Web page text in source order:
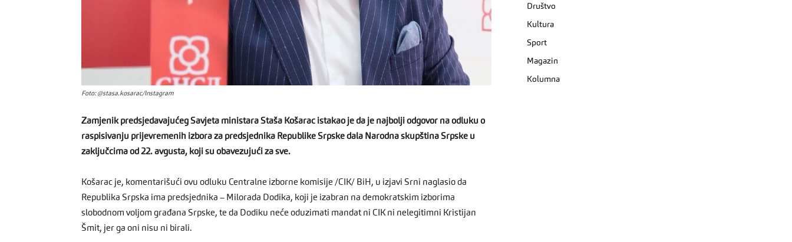
Foto: @stasa.kosarac/Instagram
Zamjenik predsjedavajućeg Savjeta ministara Staša Košarac istakao je da je najbolji odgovor na odluku o
raspisivanju prijevremenih izbora za predsjednika Republike Srpske dala Narodna skupština Srpske u
zaključcima od 22. avgusta, koji su obavezujući za sve.
Košarac je, komentarišući ovu odluku Centralne izborne komisije /CIK/ BiH, u izjavi Srni naglasio da
Republika Srpska ima predsjednika – Milorada Dodika, koji je izabran na demokratskim izborima
slobodnom voljom građana Srpske, te da Dodiku neće oduzimati mandat ni CIK ni nelegitimni Kristijan
Šmit, jer ga oni nisu ni birali.
Društvo
Kultura
Sport
Magazin
Kolumna